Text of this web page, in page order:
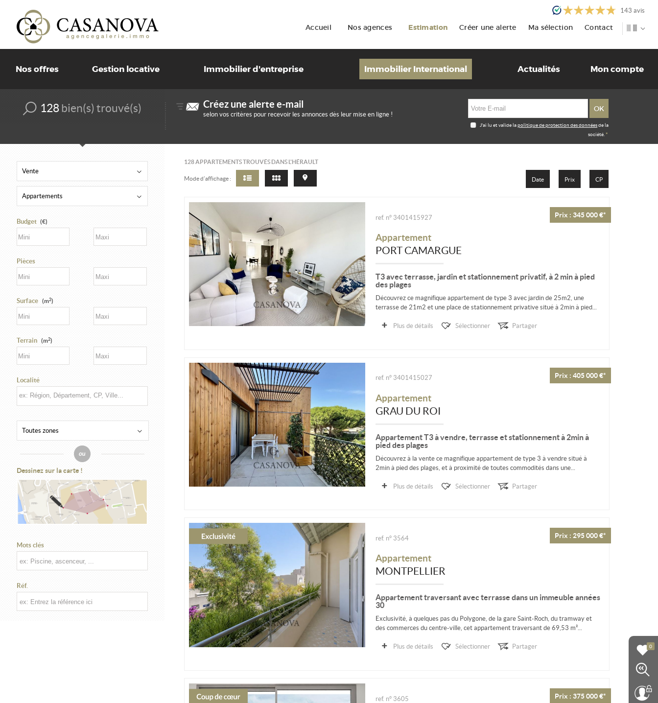
143 avis
Accueil Nos agences Estimation Créer une alerte Ma sélection Contact
0
Nos offres Gestion locative Immobilier d'entreprise Immobilier International Actualités Mon compte
128bien(s) trouvé(s) Créez une alerte e-mail
selon vos critères pour recevoir les annonces dès leur mise en ligne !
J'ai lu et valide lapolitique de protection des données de la
société. *
Vente
Appartements
Budget (€)
Pièces
Surface (m2)
Terrain (m2)
Localité
Toutes zones
Dessinez sur la carte !
Mots clés
Réf.
128APPARTEMENTS TROUVÉS DANS L'HÉRAULT
Mode d’affichage : Date Prix CP
Prix : 345 000 €*
ref. n° 3401415927
Appartement
PORT CAMARGUE
T3 avec terrasse, jardin et stationnement privatif, à 2 min à pied
des plages
Découvrez ce magnifique appartement de type 3 avec jardin de 25m2, une
terrasse de 21m2 et une place de stationnement privative situé à 2min à pied...
Plus de détails Sélectionner Partager
Prix : 405 000 €*
ref. n° 3401415027
Appartement
GRAU DU ROI
Appartement T3 à vendre, terrasse et stationnement à 2min à
pied des plages
Découvrez à la vente ce magnifique appartement de type 3 à vendre situé à
2min à pied des plages, et à proximité de toutes commodités dans une...
Plus de détails Sélectionner Partager
Prix : 295 000 €*
ref. n° 3564
Appartement
MONTPELLIER
Appartement traversant avec terrasse dans un immeuble années
30
Exclusivité, à quelques pas du Polygone, de la gare Saint-Roch, du tramway et
des commerces du centre-ville, cet appartement traversant de 69,53 m²...
Plus de détails Sélectionner Partager
Prix : 375 000 €*
ref. n° 3605